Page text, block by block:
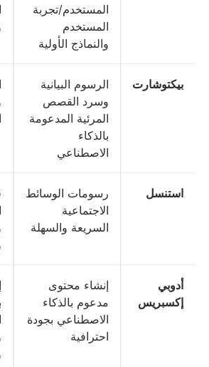
المستخدم/تجربة
المستخدم
والنماذج الأولية
بيكتوشارت
الرسوم البيانية
وسرد القصص
المرئية المدعومة
بالذكاء
الاصطناعي
استنسل
رسومات الوسائط
الاجتماعية
السريعة والسهلة
أدوبي
إكسبريس
إنشاء محتوى
مدعوم بالذكاء
الاصطناعي بجودة
احترافية